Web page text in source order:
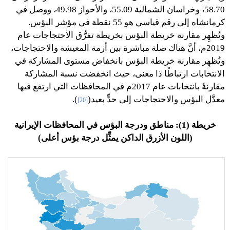
58.70، وخراسان الشمالية 55.09، والأحواز 49.98، ووصل في
كرمانشاه إلى رقم قياسي هو 55 نقطة في مؤشر البؤس.
وتُظهِر مقارنة خريطة البؤس بخريطة تفرُّق الاحتجاجات عام
2019م، أنَّ هناك صلة مباشرة بين أزمة المعيشة والاحتجاجات،
وتُظهِر مقارنة خريطة البؤس بانخفاض مستوى المشاركة في
الانتخابات ارتباطًا ذا معنى، حيث انخفضت نسبة المشاركة
مقارنةً بانتخابات عام 2017م في المحافظات التي ارتفع فيها
معدَّل البؤس والاحتجاجات إلى حدٍّ بعيد([20]
).
خريطة (1): مناطق ودرجة البؤس في المحافظات الإيرانية
(اللون الأزرق الداكن يمثِّل درجة بؤس أعلى)